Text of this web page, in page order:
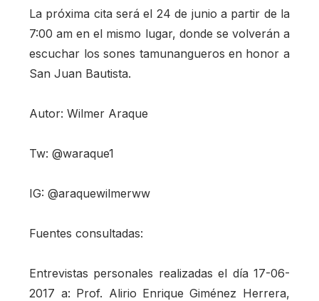
La próxima cita será el 24 de junio a partir de la
7:00 am en el mismo lugar, donde se volverán a
escuchar los sones tamunangueros en honor a
San Juan Bautista.
Autor: Wilmer Araque
Tw: @waraque1
IG: @araquewilmerww
Fuentes consultadas:
Entrevistas personales realizadas el día 17-06-
2017 a: Prof. Alirio Enrique Giménez Herrera,